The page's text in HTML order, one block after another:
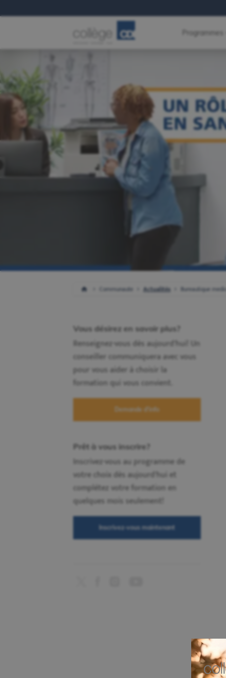
Programmes
Communaute Actualités Bureautique
Vous désirez en savoir plus?
Renseignez-vous dès aujourd'hui! Un
conseiller communiquera avec vous
pour vous aider à choisir la
formation qui vous convient.
Demande d'info
Prêt à vous inscrire?
Inscrivez-vous au programme de
votre choix dès aujourd'hui et
complétez votre formation en
quelques mois seulement!
Inscrivez-vous maintenant